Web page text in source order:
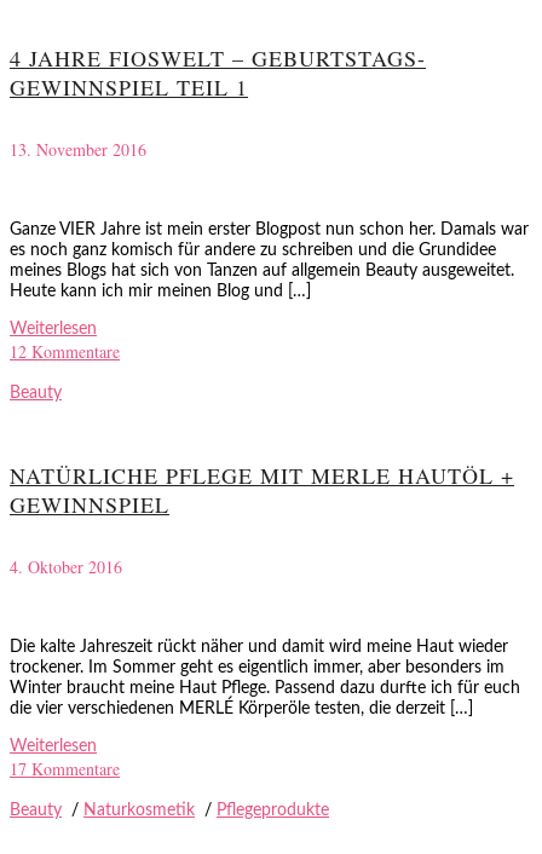
4 JAHRE FIOSWELT – GEBURTSTAGS-
GEWINNSPIEL TEIL 1
13. November 2016
Ganze VIER Jahre ist mein erster Blogpost nun schon her. Damals war
es noch ganz komisch für andere zu schreiben und die Grundidee
meines Blogs hat sich von Tanzen auf allgemein Beauty ausgeweitet.
Heute kann ich mir meinen Blog und […]
Weiterlesen
12 Kommentare
Beauty
NATÜRLICHE PFLEGE MIT MERLE HAUTÖL +
GEWINNSPIEL
4. Oktober 2016
Die kalte Jahreszeit rückt näher und damit wird meine Haut wieder
trockener. Im Sommer geht es eigentlich immer, aber besonders im
Winter braucht meine Haut Pflege. Passend dazu durfte ich für euch
die vier verschiedenen MERLÉ Körperöle testen, die derzeit […]
Weiterlesen
17 Kommentare
Beauty / Naturkosmetik / Pflegeprodukte